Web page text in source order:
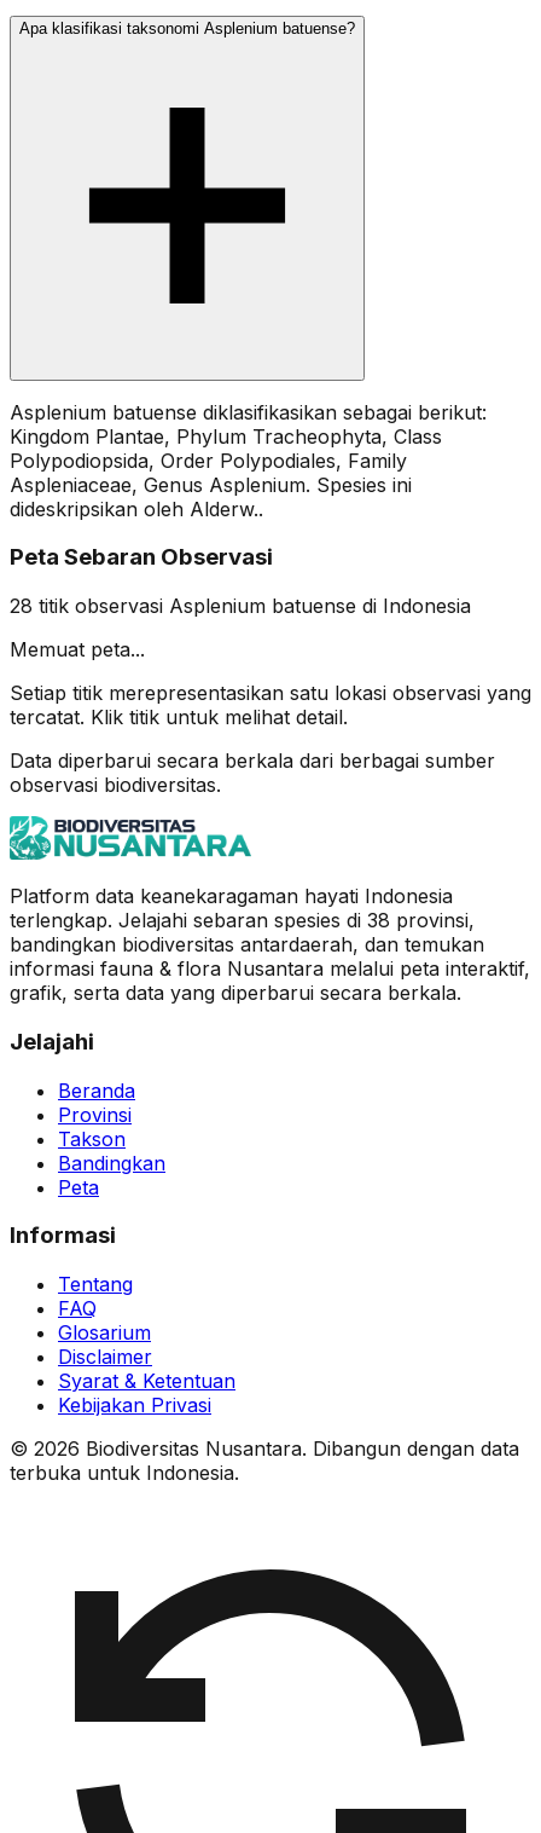
Apa klasifikasi taksonomi Asplenium batuense?
Asplenium batuense diklasifikasikan sebagai berikut:
Kingdom Plantae, Phylum Tracheophyta, Class
Polypodiopsida, Order Polypodiales, Family
Aspleniaceae, Genus Asplenium. Spesies ini
dideskripsikan oleh Alderw..
Peta Sebaran Observasi
28 titik observasi Asplenium batuense di Indonesia
Memuat peta...
Setiap titik merepresentasikan satu lokasi observasi yang
tercatat. Klik titik untuk melihat detail.
Data diperbarui secara berkala dari berbagai sumber
observasi biodiversitas.
Platform data keanekaragaman hayati Indonesia
terlengkap. Jelajahi sebaran spesies di 38 provinsi,
bandingkan biodiversitas antardaerah, dan temukan
informasi fauna & flora Nusantara melalui peta interaktif,
grafik, serta data yang diperbarui secara berkala.
Jelajahi
Beranda
Provinsi
Takson
Bandingkan
Peta
Informasi
Tentang
FAQ
Glosarium
Disclaimer
Syarat & Ketentuan
Kebijakan Privasi
© 2026 Biodiversitas Nusantara. Dibangun dengan data
terbuka untuk Indonesia.